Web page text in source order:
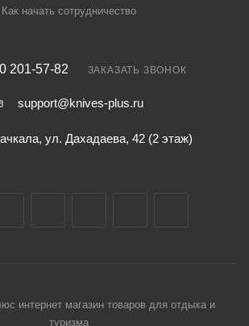
Как начать сотрудничество
201-57-82 ЗАКАЗАТЬ ЗВОНОК
support@knives-plus.ru
ул. Дахадаева, 42 (2 этаж)
интернет магазин товаров для отдыха и
туризма